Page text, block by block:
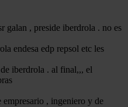
galan , preside iberdrola . no es
endesa edp repsol etc les
iberdrola . al final,,, el
empresario , ingeniero y de